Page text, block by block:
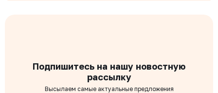
Подпишитесь на нашу новостную
рассылку
Высылаем самые актуальные предложения